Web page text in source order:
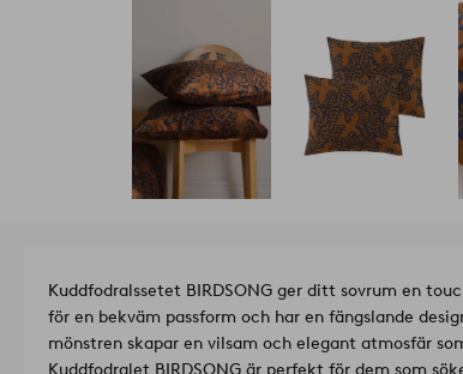
Kuddfodralssetet BIRDSONG ger ditt sovrum en
för en bekväm passform och har en fängslande
mönstren skapar en vilsam och elegant atmosfär
Kuddfodralet BIRDSONG är perfekt för dem som